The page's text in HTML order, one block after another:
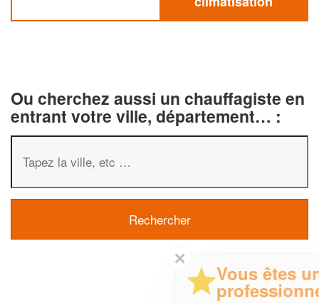
Ou cherchez aussi un chauffagiste en
entrant votre ville, département… :
Vous êtes un
professionnel ?